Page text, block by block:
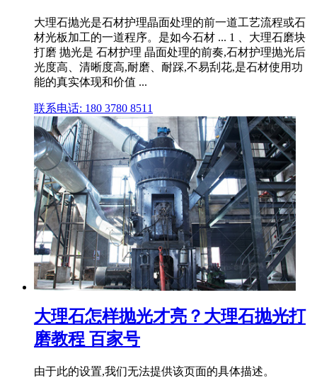
大理石抛光是石材护理晶面处理的前一道工艺流程或石
材光板加工的一道程序。是如今石材 ... 1 、大理石磨块
打磨 抛光是 石材护理 晶面处理的前奏,石材护理抛光后
光度高、清晰度高,耐磨、耐踩,不易刮花,是石材使用功
能的真实体现和价值 ...
联系电话: 180 3780 8511
大理石怎样抛光才亮？大理石抛光打
磨教程 百家号
由于此的设置,我们无法提供该页面的具体描述。